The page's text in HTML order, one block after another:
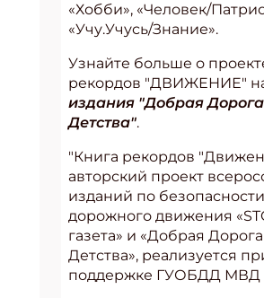
«Хобби», «Человек/
«Учу.Учусь/Знание».
Узнайте больше о
рекордов "ДВИЖЕНИЕ"
издания "Добрая Дорога
Детства".
"Книга рекордов
авторский проект
изданий по безопасности
дорожного движения
газета» и «Добрая Дорога
Детства», реализуется
поддержке ГУОБДД МВД